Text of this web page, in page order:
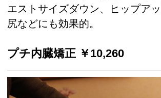
エストサイズダウン、ヒップア
尻などにも効果的。
プチ内臓矯正 ￥10,260